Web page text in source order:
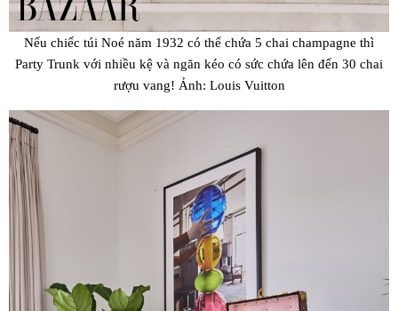
Nếu chiếc túi Noé năm 1932 có thể chứa 5 chai champagne thì
Party Trunk với nhiều kệ và ngăn kéo có sức chứa lên đến 30 chai
rượu vang! Ảnh: Louis Vuitton